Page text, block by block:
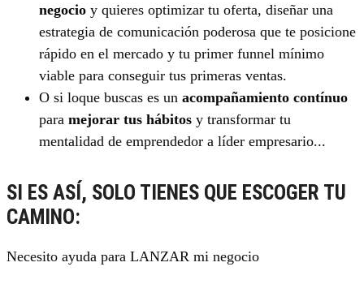
negocio y quieres optimizar tu oferta, diseñar una
estrategia de comunicación poderosa que te posicione
rápido en el mercado y tu primer funnel mínimo
viable para conseguir tus primeras ventas.
O si loque buscas es un acompañamiento contínuo
para mejorar tus hábitos y transformar tu
mentalidad de emprendedor a líder empresario...
SI ES ASÍ, SOLO TIENES QUE ESCOGER TU
CAMINO:
Necesito ayuda para LANZAR mi negocio